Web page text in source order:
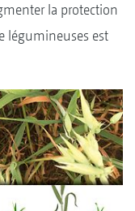
la protection
légumineuses est